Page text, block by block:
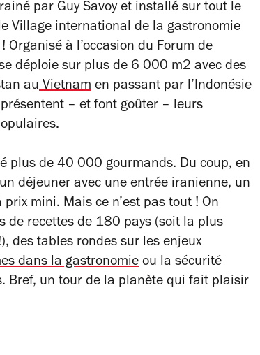
par Guy Savoy et installé sur tout le
Village international de la gastronomie
à l’occasion du Forum de
déploie sur plus de 6 000 m2 avec des
au Vietnam en passant par l’Indonésie
– et font goûter – leurs
plus de 40 000 gourmands. Du coup, en
déjeuner avec une entrée iranienne, un
mini. Mais ce n’est pas tout ! On
de recettes de 180 pays (soit la plus
des tables rondes sur les enjeux
dans la gastronomie ou la sécurité
Bref, un tour de la planète qui fait plaisir